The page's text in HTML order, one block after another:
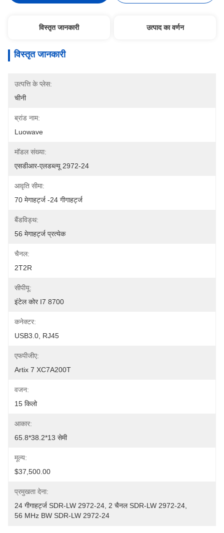
विस्तृत जानकारी उत्पाद का वर्णन
विस्तृत जानकारी
उत्पत्ति के प्लेस:
चीनी
ब्रांड नाम:
Luowave
मॉडल संख्या:
एसडीआर-एलडब्ल्यू 2972-24
आवृति सीमा:
70 मेगाहर्ट्ज -24 गीगाहर्ट्ज
बैंडविड्थ:
56 मेगाहर्ट्ज प्रत्येक
चैनल:
2T2R
सीपीयू:
इंटेल कोर I7 8700
कनेक्टर:
USB3.0, RJ45
एफपीजीए:
Artix 7 XC7A200T
वजन:
15 किलो
आकार:
65.8*38.2*13 सेमी
मूल्य:
$37,500.00
प्रमुखता देना:
24 गीगाहर्ट्ज SDR-LW 2972-24 2 चैनल SDR-LW 2972-24
56 MHz BW SDR-LW 2972-24